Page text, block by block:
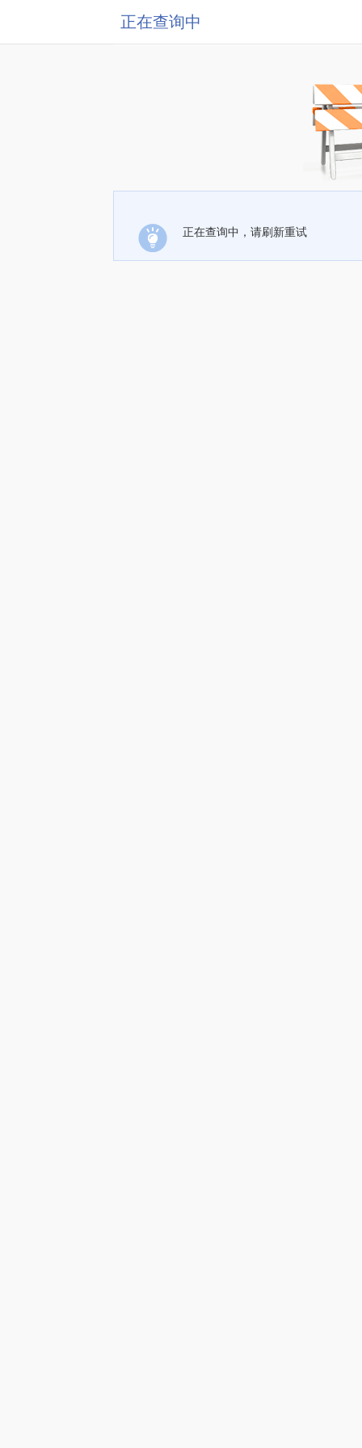
正在查询中
正在查询中，请刷新重试